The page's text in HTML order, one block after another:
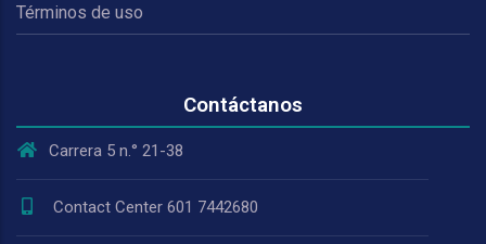
Términos de uso
Contáctanos
Carrera 5 n.° 21-38
Contact Center 601 7442680